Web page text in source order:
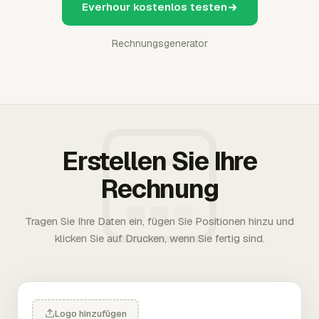
Everhour kostenlos testen
Rechnungsgenerator
Erstellen Sie Ihre
Rechnung
Tragen Sie Ihre Daten ein, fügen Sie Positionen hinzu und
klicken Sie auf Drucken, wenn Sie fertig sind.
Logo hinzufügen